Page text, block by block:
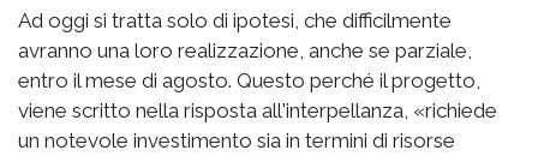
Ad oggi si tratta solo di ipotesi, che difficilmente
avranno una loro realizzazione, anche se parziale,
entro il mese di agosto. Questo perché il progetto,
viene scritto nella risposta all'interpellanza, «richiede
un notevole investimento sia in termini di risorse